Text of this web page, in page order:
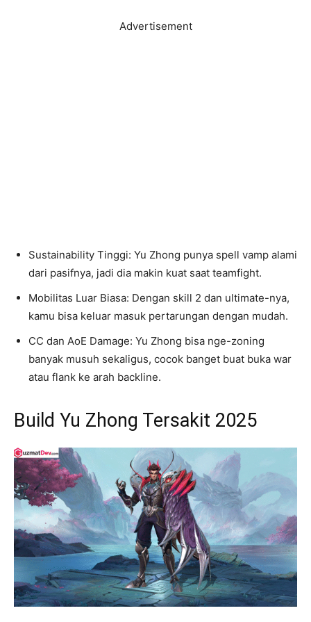
Advertisement
Sustainability Tinggi: Yu Zhong punya spell vamp alami
dari pasifnya, jadi dia makin kuat saat teamfight.
Mobilitas Luar Biasa: Dengan skill 2 dan ultimate-nya,
kamu bisa keluar masuk pertarungan dengan mudah.
CC dan AoE Damage: Yu Zhong bisa nge-zoning
banyak musuh sekaligus, cocok banget buat buka war
atau flank ke arah backline.
Build Yu Zhong Tersakit 2025